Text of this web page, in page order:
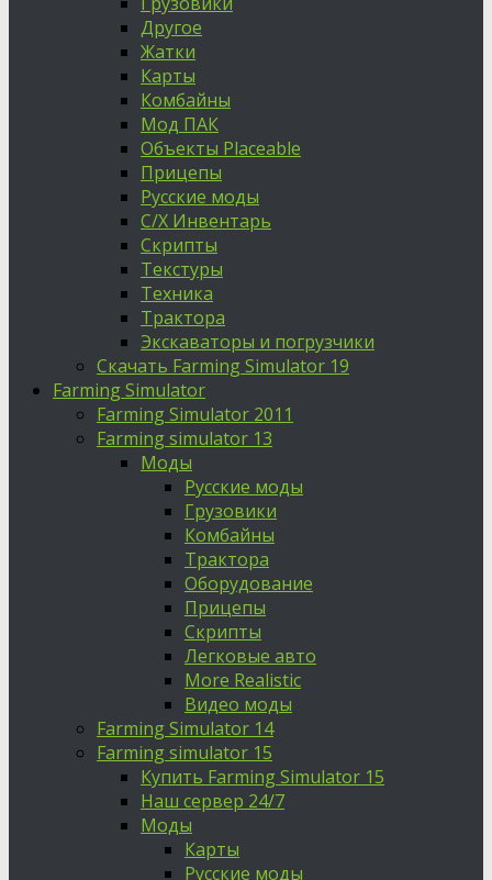
Другое
Жатки
Карты
Комбайны
Мод ПАК
Объекты Placeable
Прицепы
Русские моды
С/Х Инвентарь
Скрипты
Текстуры
Техника
Трактора
Экскаваторы и погрузчики
Скачать Farming Simulator 19
Farming Simulator
Farming Simulator 2011
Farming simulator 13
Моды
Русские моды
Грузовики
Комбайны
Трактора
Оборудование
Прицепы
Скрипты
Легковые авто
More Realistic
Видео моды
Farming Simulator 14
Farming simulator 15
Купить Farming Simulator 15
Наш сервер 24/7
Моды
Карты
Русские моды